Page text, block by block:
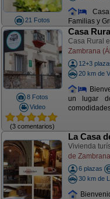
21 Fotos
Familias y
8 Fotos
Video
(3 comentarios)
Casa
Casa Rural
Zambrana
12+3
20 km de
un lugar
La Casa
Vivienda
de
6 plazas
30 km de